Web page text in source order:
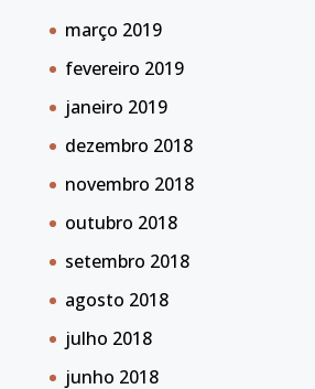
março 2019
fevereiro 2019
janeiro 2019
dezembro 2018
novembro 2018
outubro 2018
setembro 2018
agosto 2018
julho 2018
junho 2018